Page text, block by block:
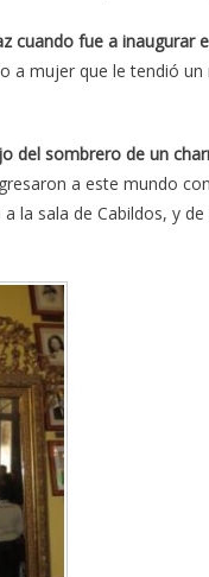
cuando fue a inaugurar
mujer que le tendió
del sombrero de un
a este mundo
la sala de Cabildos, y